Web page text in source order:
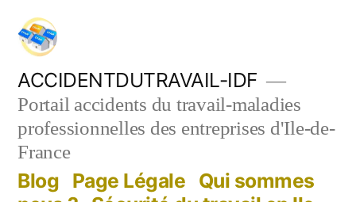
Aller
contenu
ACCIDENTDUTRAVAIL-IDF
Portail accidents du travail-maladies
professionnelles des entreprises d'Ile-de-
France
Blog Page Légale Qui sommes